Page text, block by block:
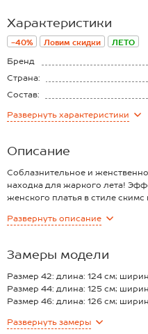
Характеристики
-40% Ловим скидки ЛЕТО
Бренд
Страна:
Состав:
Материал:
Развернуть характеристики
Описание
Соблазнительное и
находка для жаркого лета!
женского платья в стиле
платье-майка баклажанового
— трикотаж из хлопка с
идеальную посадку и комфорт;
— двухслойная ткань в области
(плотность 190 г/м2);
безупречную посадку;
Развернуть описание
Замеры модели
Размер 42: длина: 124 см;
Размер 44: длина: 125 см;
Размер 46: длина: 126 см;
*замеры выборочные, могут
Развернуть замеры